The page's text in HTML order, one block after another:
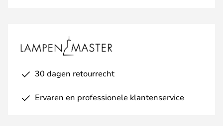
30 dagen retourrecht
Ervaren en professionele klantenservice